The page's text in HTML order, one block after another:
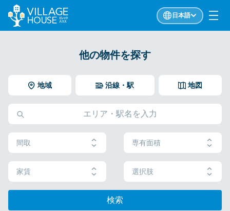
日本語
他の物件を探す
地域 地図
沿線・駅
間取 専有面積
家賃 選択肢
検索